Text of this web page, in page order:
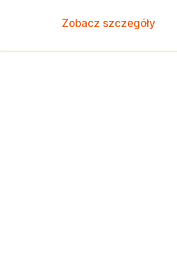
Zobacz szczegóły